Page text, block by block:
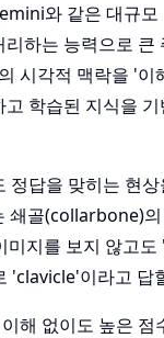
와 같은 대규
하는 능력으로 큰
시각적 맥락을 '이
학습된 지식을
정답을 맞히는 현
쇄골(collarbone)
미지를 보지 않고
이라고 답
해 없이도 높은 점